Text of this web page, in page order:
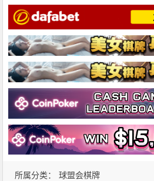
所属分类： 球盟会棋牌